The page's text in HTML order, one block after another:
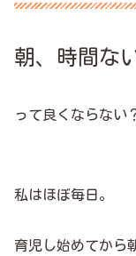
朝、時間な
って良くならない
私はほぼ毎日。
育児し始めてから